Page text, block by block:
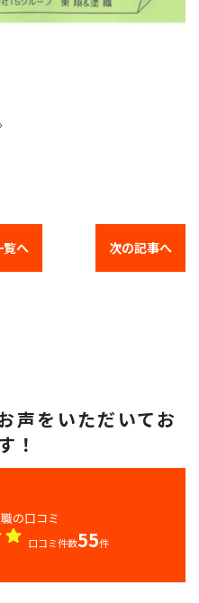
覧へ 次の記事へ
声をいただいてお
！
口コミ件数55件